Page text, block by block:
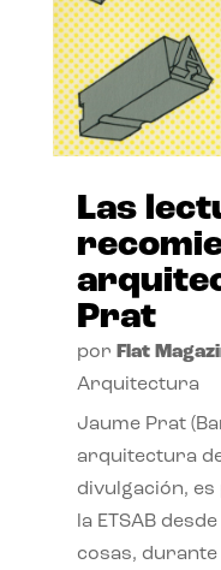
Las
Prat
por Flat
Arquitectura
Jaume Prat
arquitectura
divulgación,
la ETSAB
cosas,